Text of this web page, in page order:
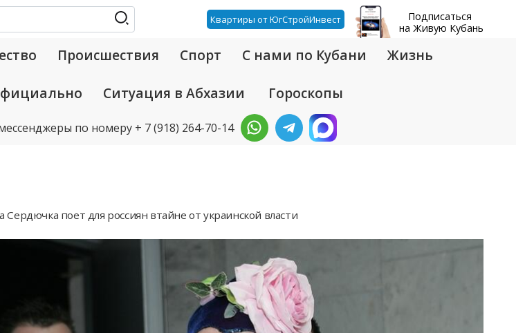
Квартиры от ЮгСтройИнвест
Подписаться
на Живую Кубань
Происшествия Спорт С нами по Кубани Жизнь
Ситуация в Абхазии Гороскопы
по номеру + 7 (918) 264-70-14
Сердючка поет для россиян втайне от украинской власти